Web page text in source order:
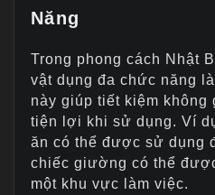
Năng
Trong phong cách Nhật
vật dụng đa chức năng
này giúp tiết kiệm không
tiện lợi khi sử dụng. Ví
ăn có thể được sử dụng
chiếc giường có thể
một khu vực làm việc.